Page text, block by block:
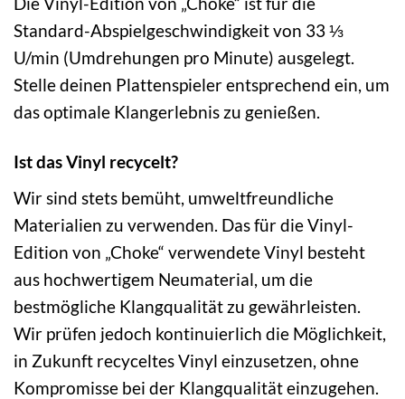
Standard-Abspielgeschwindigkeit von 33 ⅓
U/min (Umdrehungen pro Minute) ausgelegt.
Stelle deinen Plattenspieler entsprechend ein, um
das optimale Klangerlebnis zu genießen.
Ist das Vinyl recycelt?
Wir sind stets bemüht, umweltfreundliche
Materialien zu verwenden. Das für die Vinyl-
Edition von „Choke“ verwendete Vinyl besteht
aus hochwertigem Neumaterial, um die
bestmögliche Klangqualität zu gewährleisten.
Wir prüfen jedoch kontinuierlich die Möglichkeit,
in Zukunft recyceltes Vinyl einzusetzen, ohne
Kompromisse bei der Klangqualität einzugehen.